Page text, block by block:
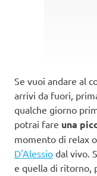
Se vuoi andare al
arrivi da fuori,
qualche giorno
potrai fare una
momento di relax
D'Alessio dal vivo.
e quella di ritorno,